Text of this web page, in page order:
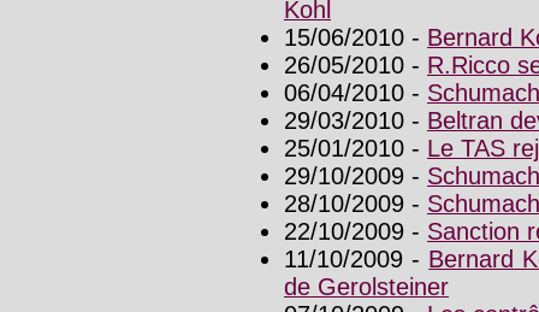
Kohl
15/06/2010 - Bernard
26/05/2010 - R.Ricco
06/04/2010 -
29/03/2010 - Beltran
25/01/2010 - Le TAS
29/10/2009 -
28/10/2009 -
22/10/2009 - Sanction
11/10/2009 - Bernard
de Gerolsteiner